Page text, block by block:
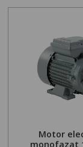
Motor
monofazat